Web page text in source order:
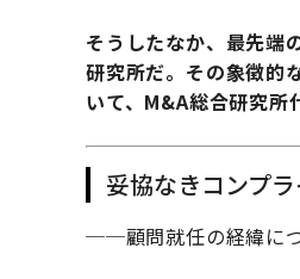
そうしたなか、最先端
研究所だ。その象徴的
いて、M&A総合研究所
妥協なきコンプ
──顧問就任の経緯に